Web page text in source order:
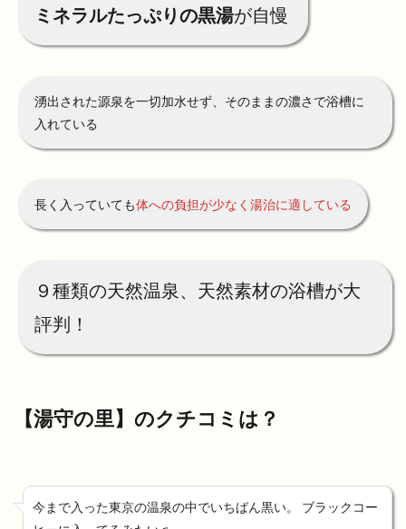
ミネラルたっぷりの黒湯が自慢
湧出された源泉を一切加水せず、そのままの濃さで浴槽に
入れている
長く入っていても体への負担が少なく湯治に適している
９種類の天然温泉、天然素材の浴槽が大
評判！
【湯守の里】のクチコミは？
今まで入った東京の温泉の中でいちばん黒い。 ブラックコー